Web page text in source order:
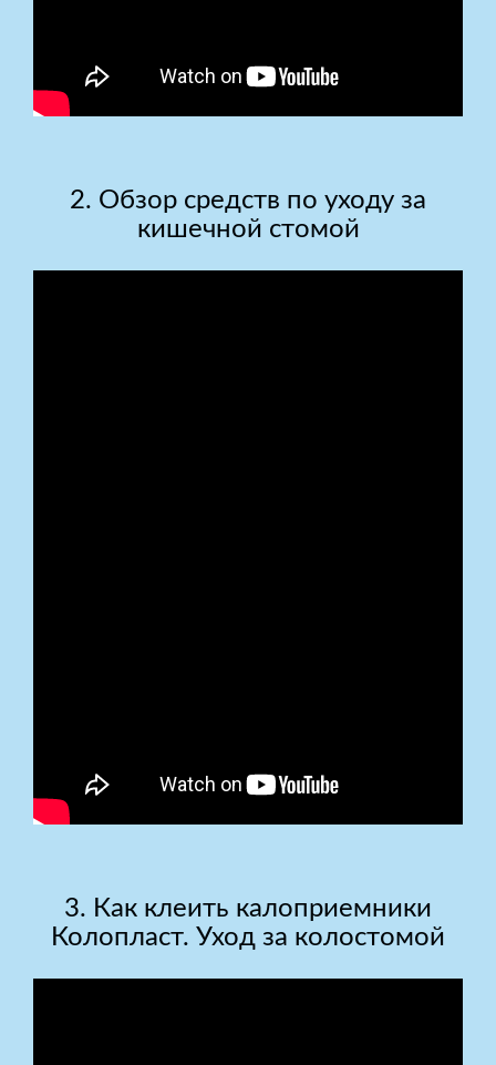
2. Обзор средств по уходу за
кишечной стомой
3. Как клеить калоприемники
Колопласт. Уход за колостомой